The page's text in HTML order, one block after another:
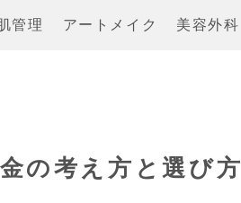
管理 アートメイク 美容外科
の考え方と選び方